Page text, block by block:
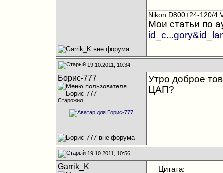
Nikon D800+24-120/4
Мои статьи по
19.10.2011, 10:34
Борис-777
Старожил
Утро доброе
ЦАП?
19.10.2011, 10:56
Garrik_K Цитата: